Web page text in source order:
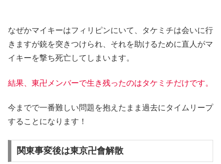
なぜかマイキーはフィリピンにいて、タケミチは会いに行
きますが銃を突きつけられ、それを助けるために直人がマ
イキーを撃ち死亡してしまいます。
結果、東卍メンバーで生き残ったのはタケミチだけです。
今までで一番難しい問題を抱えたまま過去にタイムリープ
することになります！
関東事変後は東京卍會解散